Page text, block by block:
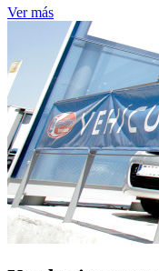
Ver más